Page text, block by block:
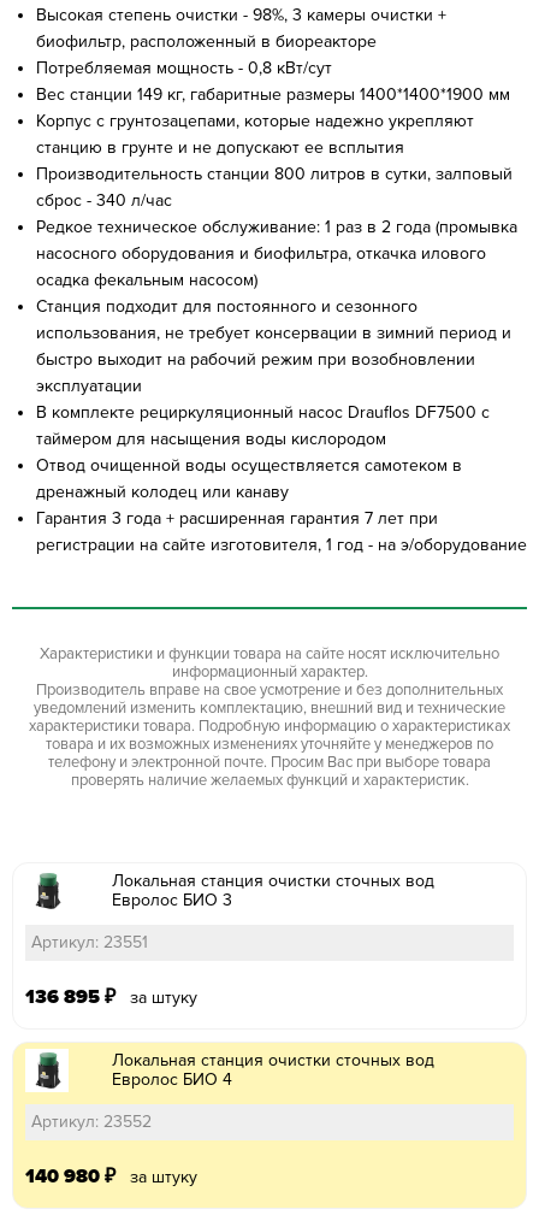
Высокая степень очистки - 98%, 3 камеры очистки +
биофильтр, расположенный в биореакторе
Потребляемая мощность - 0,8 кВт/сут
Вес станции 149 кг, габаритные размеры 1400*1400*1900 мм
Корпус с грунтозацепами, которые надежно укрепляют
станцию в грунте и не допускают ее всплытия
Производительность станции 800 литров в сутки, залповый
сброс - 340 л/час
Редкое техническое обслуживание: 1 раз в 2 года (промывка
насосного оборудования и биофильтра, откачка илового
осадка фекальным насосом)
Станция подходит для постоянного и сезонного
использования, не требует консервации в зимний период и
быстро выходит на рабочий режим при возобновлении
эксплуатации
В комплекте рециркуляционный насос Drauflos DF7500 с
таймером для насыщения воды кислородом
Отвод очищенной воды осуществляется самотеком в
дренажный колодец или канаву
Гарантия 3 года + расширенная гарантия 7 лет при
регистрации на сайте изготовителя, 1 год - на э/оборудование
Характеристики и функции товара на сайте носят исключительно
информационный характер.
Производитель вправе на свое усмотрение и без дополнительных
уведомлений изменить комплектацию, внешний вид и технические
характеристики товара. Подробную информацию о характеристиках
товара и их возможных изменениях уточняйте у менеджеров по
телефону и электронной почте. Просим Вас при выборе товара
проверять наличие желаемых функций и характеристик.
Локальная станция очистки сточных вод
Евролос БИО 3
Артикул: 23551
136 895 ₽ за штуку
Локальная станция очистки сточных вод
Евролос БИО 4
Артикул: 23552
140 980 ₽ за штуку